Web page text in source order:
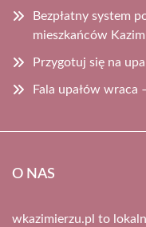
Bezpłatny system
mieszkańców
Przygotuj się na
Fala upałów wraca
O NAS
wkazimierzu.pl to